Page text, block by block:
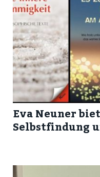
Eva Neuner
Selbstfindung